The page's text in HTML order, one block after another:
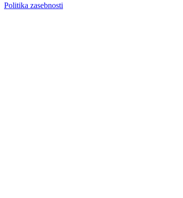
Politika zasebnosti